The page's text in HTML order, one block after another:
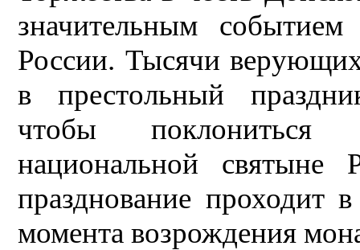
значительным
России. Тысячи
в престольный
чтобы
национальной святыне
празднование проходит
момента возрождения